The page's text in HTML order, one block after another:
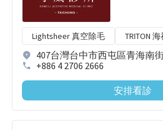
Lightsheer 真空除毛 TRITON
407台灣台中市西屯區青海南
+886 4 2706 2666
安排看診